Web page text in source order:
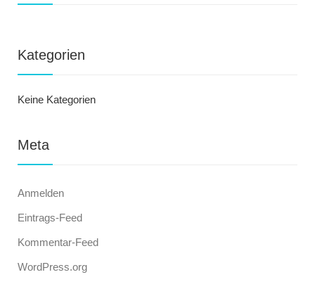
Kategorien
Keine Kategorien
Meta
Anmelden
Eintrags-Feed
Kommentar-Feed
WordPress.org